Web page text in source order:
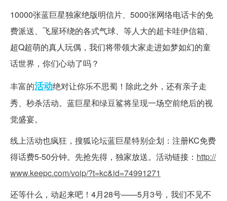
10000张蓝巨星独家绝版明信片、5000张网络电话卡的免
费派送、飞屋环绕的各式气球、等人大的超卡哇伊信箱、
超Q超萌的真人玩偶，我们将带领大家走进如梦如幻的童
话世界，你们心动了吗？
丰富的活动绝对让你乐不思蜀！除此之外，还有亲子走
秀、秒杀活动。蓝巨星和绿豆鲨将呈现一场空前绝后的视
觉盛宴。
线上活动也疯狂，搜狐论坛蓝巨星特别企划：注册KC免费
得话费5-50分钟。先抢先得，独家放送。活动链接： http://
www.keepc.com/voip/?t=kc&id=74991271
还等什么，动起来吧！4月28号——5月3号，我们不见不